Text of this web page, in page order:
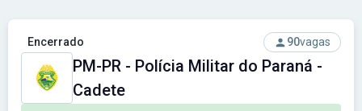
Encerrado 90vagas
PM-PR - Polícia Militar do Paraná -
Cadete